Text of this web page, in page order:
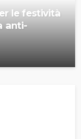
le festività
anti-